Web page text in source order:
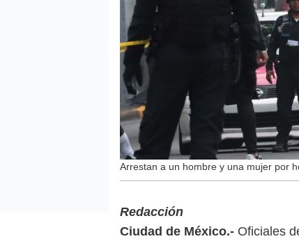
Arrestan a un hombre y una mujer por
Redacción
Ciudad de México.- Oficiales